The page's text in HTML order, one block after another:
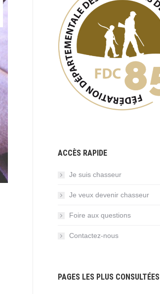
ACCÈS RAPIDE
Je suis chasseur
Je veux devenir chasseur
Foire aux questions
Contactez-nous
PAGES LES PLUS CONSULTÉES